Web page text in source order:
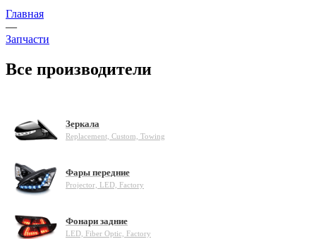
Главная
—
Запчасти
Все производители
Зеркала
Replacement, Custom, Towing
Фары передние
Projector, LED, Factory
Фонари задние
LED, Fiber Optic, Factory